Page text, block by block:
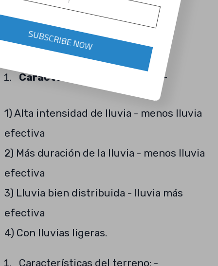
Características de la lluvia: -
1) Alta intensidad de lluvia - menos lluvia
efectiva
2) Más duración de la lluvia - menos lluvia
efectiva
3) Lluvia bien distribuida - lluvia más
efectiva
4) Con lluvias ligeras.
Características del terreno: -
SUBSCRIBE NOW